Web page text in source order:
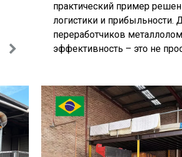
практический пример
логистики и прибыльности.
переработчиков
эффективность – это не
переработке металлов
с общей, но серьезной